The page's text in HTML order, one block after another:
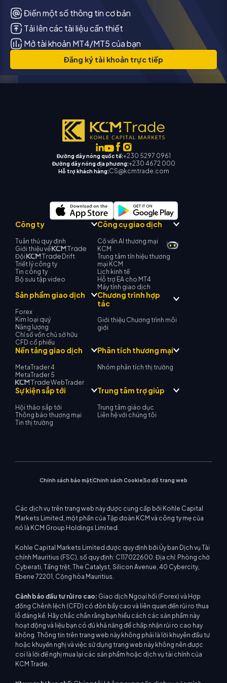
Điền một số thông tin cơ bản
Tải lên các tài liệu cần thiết
Mở tài khoản MT4/MT5 của bạn
Đăng ký tài khoản trực tiếp
Đường dây nóng quốc tế:+230 5297 0961
Đường dây nóng địa phương:+230 4672 000
Hỗ trợ khách hàng:CS@kcmtrade.com
Công ty
Tuân thủ quy định
Giới thiệu về
Đội
Drift
Triết lý công ty
Tin công ty
Bộ sưu tập video
Công cụ giao dịch
Cố vấn AI thương mại
KCM
Trung tâm tín hiệu thương
mại KCM
Lịch kinh tế
Hỗ trợ EA cho MT4
Máy tính giao dịch
Sản phẩm giao dịch
Forex
Kim loại quý
Năng lượng
Chỉ số vốn chủ sở hữu
CFD cổ phiếu
Chương trình hợp
tác
Giới thiệu Chương trình môi
giới
Nền tảng giao dịch
MetaTrader 4
MetaTrader 5
WebTrader
Phân tích thương mại
Nhóm phân tích thị trường
Sự kiện sắp tới
Hội thảo sắp tới
Thông báo thương mại
Tin thị trường
Trung tâm trợ giúp
Trung tâm giáo dục
Liên hệ với chúng tôi
Chính sách bảo mậtChính sách CookieSơ đồ trang web
Các dịch vụ trên trang web này được cung cấp bởi Kohle Capital
Markets Limited, một phần của Tập đoàn KCM và công ty mẹ của
nó là KCM Group Holdings Limited.
Kohle Capital Markets Limited được quy định bởi Ủy ban Dịch vụ Tài
chính Mauritius (FSC), số quy định: C117022600. Địa chỉ: Phòng chờ
Cyberati, Tầng trệt, The Catalyst, Silicon Avenue, 40 Cybercity,
Ebene 72201, Cộng hòa Mauritius.
Cảnh báo đầu tư rủi ro cao: Giao dịch Ngoại hối (Forex) và Hợp
đồng Chênh lệch (CFD) có đòn bẩy cao và liên quan đến rủi ro thua
lỗ đáng kể. Hãy chắc chắn rằng bạn hiểu cách các sản phẩm này
hoạt động và liệu bạn có đủ khả năng để chấp nhận rủi ro cao hay
không. Thông tin trên trang web này không phải là lời khuyên đầu tư
hoặc khuyến nghị và việc sử dụng trang web này không nên được
coi là lời đề nghị mua lại các sản phẩm hoặc dịch vụ tài chính của
KCM Trade.